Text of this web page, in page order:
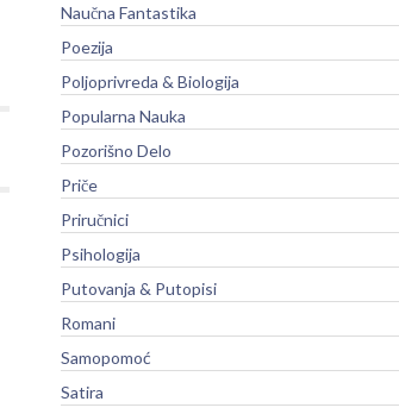
Naučna Fantastika
Poezija
Poljoprivreda & Biologija
Popularna Nauka
Pozorišno Delo
Priče
Priručnici
Psihologija
Putovanja & Putopisi
Romani
Samopomoć
Satira